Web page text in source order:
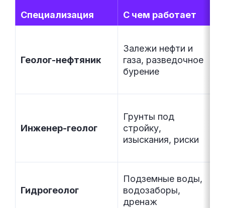
Специализация С чем работает
Геолог-нефтяник
Залежи нефти и
газа, разведочное
бурение
Инженер-геолог
Грунты под
стройку,
изыскания, риски
Гидрогеолог
Подземные воды,
водозаборы,
дренаж